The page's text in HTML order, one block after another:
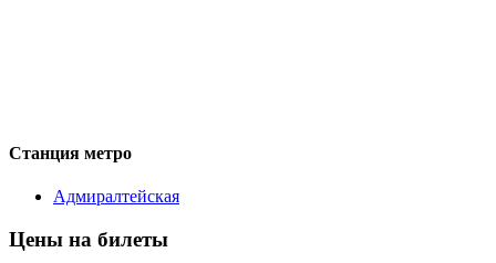
Станция метро
Адмиралтейская
Цены на билеты